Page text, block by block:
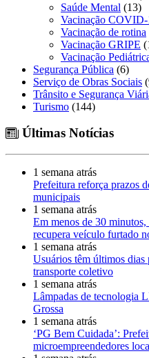
Saúde Mental (13)
Vacinação
Vacinação de rotina
Vacinação GRIPE
Vacinação
Segurança Pública (6)
Serviço de Obras Sociais
Trânsito e Segurança
Turismo (144)
Últimas Notícias
1 semana atrás
Prefeitura reforça prazos
municipais
1 semana atrás
Em menos de 30
recupera veículo furtado
1 semana atrás
Usuários têm últimos dias
transporte coletivo
1 semana atrás
Lâmpadas de tecnologia
Grossa
1 semana atrás
‘PG Bem Cuidada’:
microempreendedores